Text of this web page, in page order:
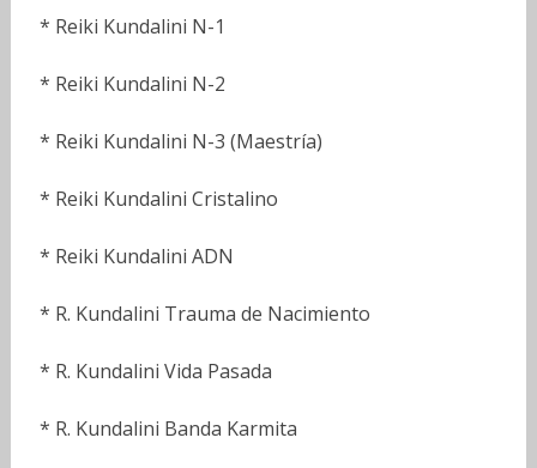
* Reiki Kundalini N-1
* Reiki Kundalini N-2
* Reiki Kundalini N-3 (Maestría)
* Reiki Kundalini Cristalino
* Reiki Kundalini ADN
* R. Kundalini Trauma de Nacimiento
* R. Kundalini Vida Pasada
* R. Kundalini Banda Karmita